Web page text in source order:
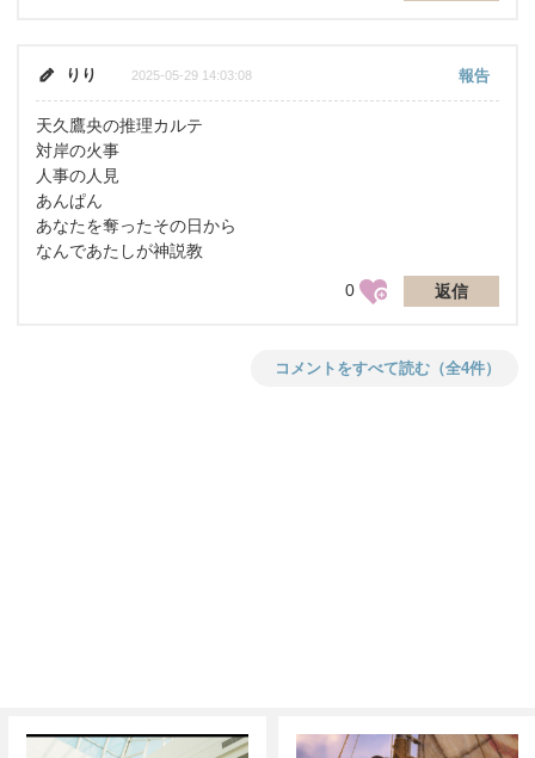
報告
りり 2025-05-29 14:03:08
天久鷹央の推理カルテ
対岸の火事
人事の人見
あんぱん
あなたを奪ったその日から
なんであたしが神説教
0 返信
コメントをすべて読む（全4件）